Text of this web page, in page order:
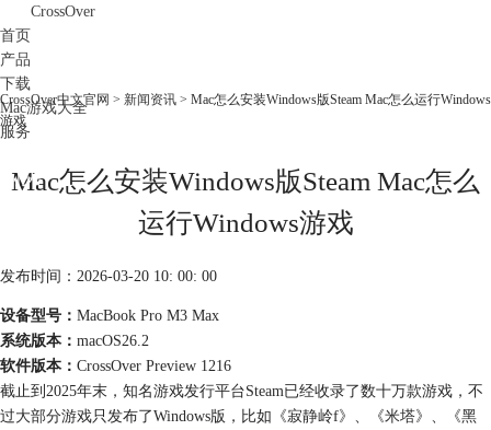
CrossOver
首页
产品
下载
Mac游戏大全
服务
购买
CrossOver中文官网 > 新闻资讯 > Mac怎么安装Windows版Steam Mac怎么运行Windows
游戏
Mac怎么安装Windows版Steam Mac怎么
运行Windows游戏
发布时间：2026-03-20 10: 00: 00
设备型号： MacBook Pro M3 Max
系统版本： macOS26.2
软件版本： CrossOver Preview 1216
截止到2025年末，知名游戏发行平台Steam已经收录了数十万款游戏，不
过大部分游戏只发布了Windows版，比如《寂静岭f》、《米塔》、《黑